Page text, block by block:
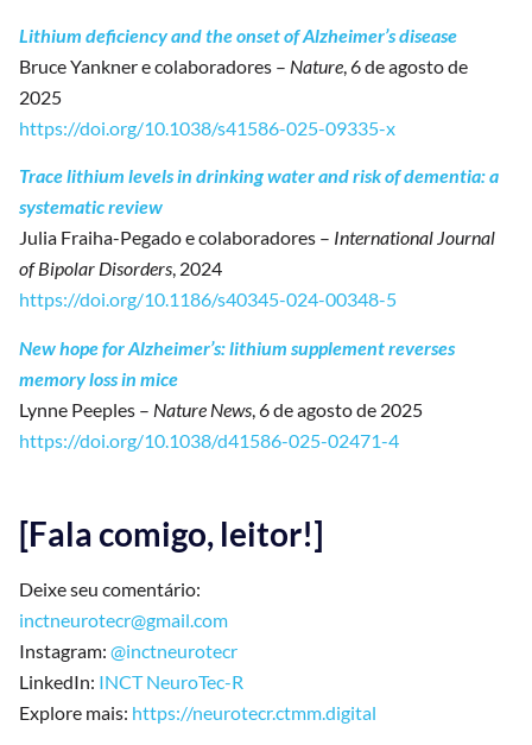
Lithium deficiency and the onset of Alzheimer’s disease
Bruce Yankner e colaboradores – Nature, 6 de agosto de
2025
https://doi.org/10.1038/s41586-025-09335-x
Trace lithium levels in drinking water and risk of dementia: a
systematic review
Julia Fraiha-Pegado e colaboradores – International Journal
of Bipolar Disorders, 2024
https://doi.org/10.1186/s40345-024-00348-5
New hope for Alzheimer’s: lithium supplement reverses
memory loss in mice
Lynne Peeples – Nature News , 6 de agosto de 2025
https://doi.org/10.1038/d41586-025-02471-4
[Fala comigo, leitor!]
Deixe seu comentário:
inctneurotecr@gmail.com
Instagram: @inctneurotecr
LinkedIn: INCT NeuroTec-R
Explore mais: https://neurotecr.ctmm.digital